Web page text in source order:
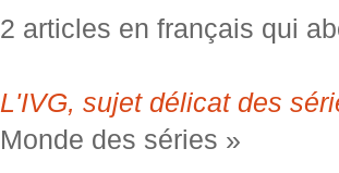
2 articles en français qui
L'IVG, sujet délicat des
Monde des séries »